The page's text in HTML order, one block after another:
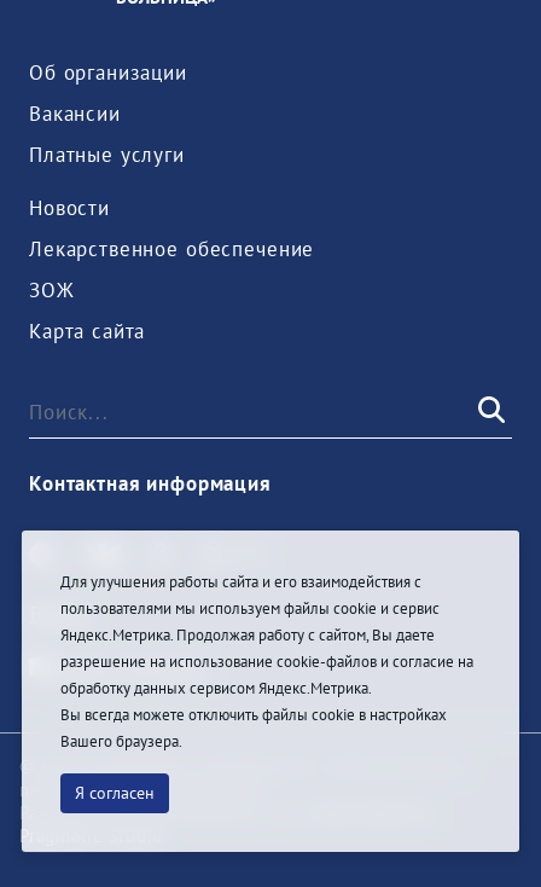
Об организации
Вакансии
Платные услуги
Новости
Лекарственное обеспечение
ЗОЖ
Карта сайта
Контактная информация
Войти
© При цитировании информации с сайта ссылка на
первоисточник обязательна
Разработка и техподдержка сайта
Pragmatic Studio
Для улучшения работы сайта и его взаимодействия с
пользователями мы используем файлы cookie и сервис
Яндекс.Метрика. Продолжая работу с сайтом, Вы даете
разрешение на использование cookie-файлов и согласие на
обработку данных сервисом Яндекс.Метрика.
Вы всегда можете отключить файлы cookie в настройках
Вашего браузера.
Я согласен